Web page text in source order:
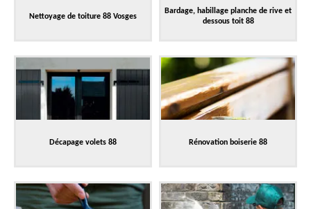
Nettoyage de toiture 88 Vosges
Bardage, habillage planche de rive et
dessous toit 88
Décapage volets 88 Rénovation boiserie 88